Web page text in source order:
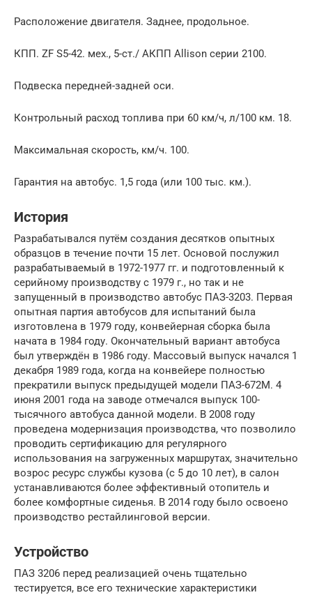
Расположение двигателя. Заднее, продольное.
КПП. ZF S5-42. мех., 5-ст./ АКПП Allison серии 2100.
Подвеска передней-задней оси.
Контрольный расход топлива при 60 км/ч, л/100 км. 18.
Максимальная скорость, км/ч. 100.
Гарантия на автобус. 1,5 года (или 100 тыс. км.).
История
Разрабатывался путём создания десятков опытных
образцов в течение почти 15 лет. Основой послужил
разрабатываемый в 1972-1977 гг. и подготовленный к
серийному производству с 1979 г., но так и не
запущенный в производство автобус ПАЗ-3203. Первая
опытная партия автобусов для испытаний была
изготовлена в 1979 году, конвейерная сборка была
начата в 1984 году. Окончательный вариант автобуса
был утверждён в 1986 году. Массовый выпуск начался 1
декабря 1989 года, когда на конвейере полностью
прекратили выпуск предыдущей модели ПАЗ-672М. 4
июня 2001 года на заводе отмечался выпуск 100-
тысячного автобуса данной модели. В 2008 году
проведена модернизация производства, что позволило
проводить сертификацию для регулярного
использования на загруженных маршрутах, значительно
возрос ресурс службы кузова (с 5 до 10 лет), в салон
устанавливаются более эффективный отопитель и
более комфортные сиденья. В 2014 году было освоено
производство рестайлинговой версии.
Устройство
ПАЗ 3206 перед реализацией очень тщательно
тестируется, все его технические характеристики